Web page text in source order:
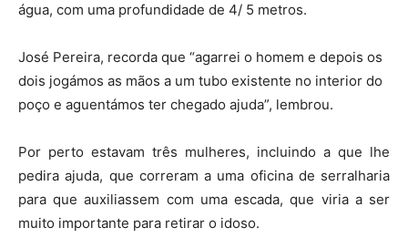
água, com uma profundidade de 4/ 5 metros.
José Pereira, recorda que “agarrei o homem e depois os
dois jogámos as mãos a um tubo existente no interior do
poço e aguentámos ter chegado ajuda”, lembrou.
Por perto estavam três mulheres, incluindo a que lhe
pedira ajuda, que correram a uma oficina de serralharia
para que auxiliassem com uma escada, que viria a ser
muito importante para retirar o idoso.